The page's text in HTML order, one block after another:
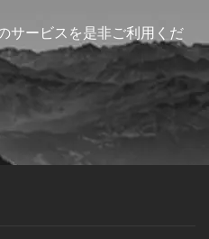
サービスを是非ご利用くだ